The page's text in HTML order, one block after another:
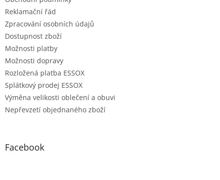
Reklamační řád
Zpracování osobních údajů
Dostupnost zboží
Možnosti platby
Možnosti dopravy
Rozložená platba ESSOX
Splátkový prodej ESSOX
Výměna velikosti oblečení a obuvi
Nepřevzetí objednaného zboží
Facebook